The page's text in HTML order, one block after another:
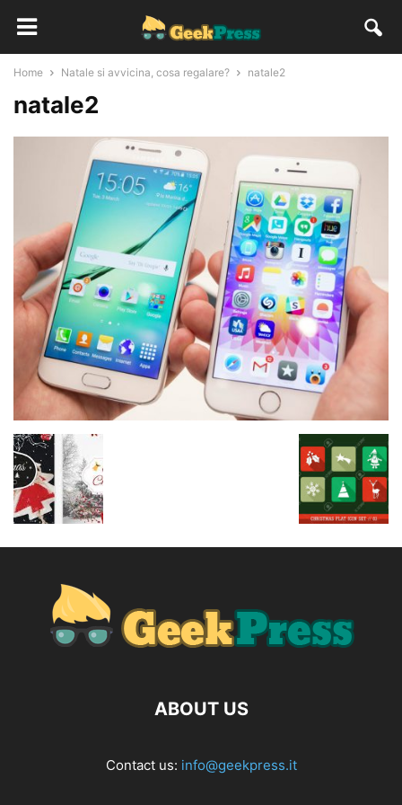
Home Natale si avvicina, cosa regalare? natale2
natale2
ABOUT US
Contact us: info@geekpress.it